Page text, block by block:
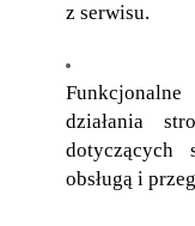
z serwisu.
działania
dotyczących
obsługą i